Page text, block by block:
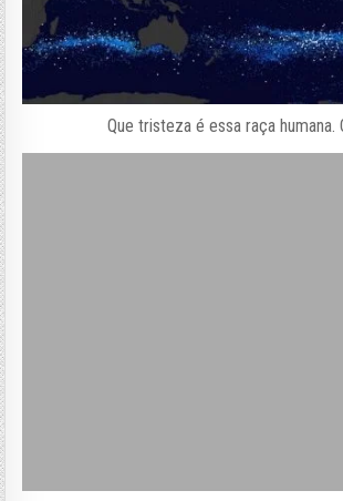
Que tristeza é essa raça humana.